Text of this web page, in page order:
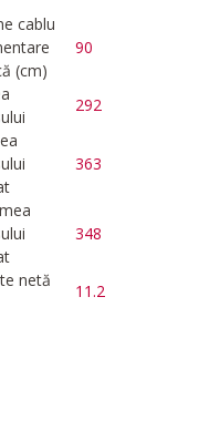
cablu
(cm)
90
292
363
348
netă
11.2